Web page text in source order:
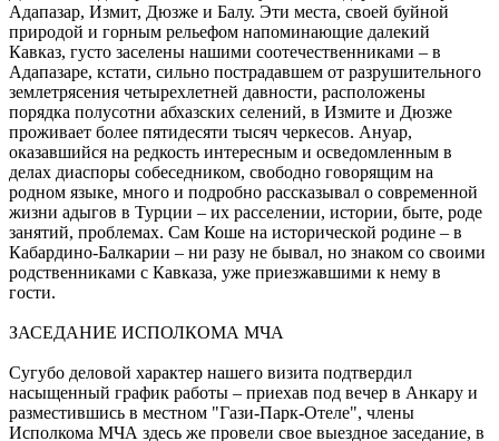
Адапазар, Измит, Дюзже и Балу. Эти места, своей буйной
природой и горным рельефом напоминающие далекий
Кавказ, густо заселены нашими соотечественниками – в
Адапазаре, кстати, сильно пострадавшем от разрушительного
землетрясения четырехлетней давности, расположены
порядка полусотни абхазских селений, в Измите и Дюзже
проживает более пятидесяти тысяч черкесов. Ануар,
оказавшийся на редкость интересным и осведомленным в
делах диаспоры собеседником, свободно говорящим на
родном языке, много и подробно рассказывал о современной
жизни адыгов в Турции – их расселении, истории, быте, роде
занятий, проблемах. Сам Коше на исторической родине – в
Кабардино-Балкарии – ни разу не бывал, но знаком со своими
родственниками с Кавказа, уже приезжавшими к нему в
гости.
ЗАСЕДАНИЕ ИСПОЛКОМА МЧА
Сугубо деловой характер нашего визита подтвердил
насыщенный график работы – приехав под вечер в Анкару и
разместившись в местном "Гази-Парк-Отеле", члены
Исполкома МЧА здесь же провели свое выездное заседание, в